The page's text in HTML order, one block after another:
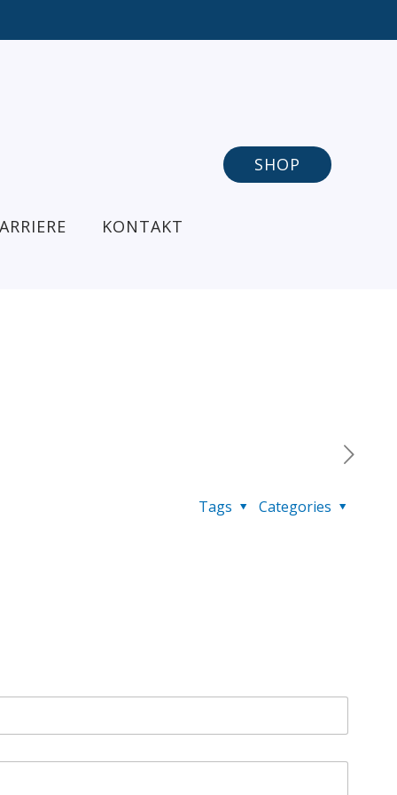
KONTAKT
SHOP
Categories
Tags